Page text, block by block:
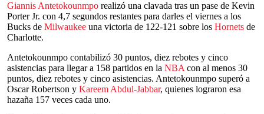
Giannis Antetokounmpo realizó una clavada tras un pase de Kevin
Porter Jr. con 4,7 segundos restantes para darles el viernes a los
Bucks de Milwaukee una victoria de 122-121 sobre los Hornets de
Charlotte.
Antetokounmpo contabilizó 30 puntos, diez rebotes y cinco
asistencias para llegar a 158 partidos en la NBA con al menos 30
puntos, diez rebotes y cinco asistencias. Antetokounmpo superó a
Oscar Robertson y Kareem Abdul-Jabbar, quienes lograron esa
hazaña 157 veces cada uno.